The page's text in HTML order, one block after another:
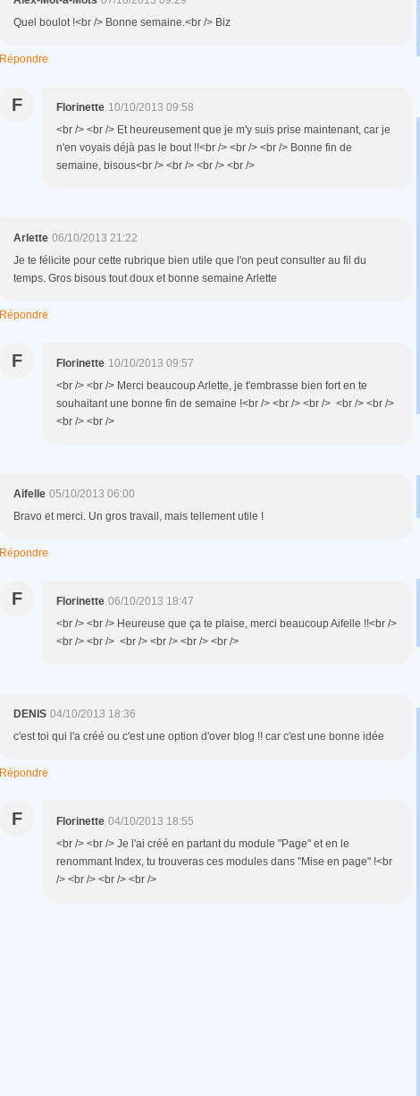
Quel boulot !<br /> Bonne semaine.<br /> Biz
Répondre
F Florinette 10/10/2013 09:58
<br /> <br /> Et heureusement que je m'y suis prise maintenant, car je
n'en voyais déjà pas le bout !!<br /> <br /> <br /> Bonne fin de
semaine, bisous<br /> <br /> <br /> <br />
Arlette 06/10/2013 21:22
Je te félicite pour cette rubrique bien utile que l'on peut consulter au fil du
temps. Gros bisous tout doux et bonne semaine Arlette
Répondre
F Florinette 10/10/2013 09:57
<br /> <br /> Merci beaucoup Arlette, je t'embrasse bien fort en te
souhaitant une bonne fin de semaine !<br /> <br /> <br /> <br /> <br />
<br /> <br />
Aifelle 05/10/2013 06:00
Bravo et merci. Un gros travail, mais tellement utile !
Répondre
F Florinette 06/10/2013 18:47
<br /> <br /> Heureuse que ça te plaise, merci beaucoup Aifelle !!<br />
<br /> <br /> <br /> <br /> <br /> <br />
DENIS 04/10/2013 18:36
c'est toi qui l'a créé ou c'est une option d'over blog !! car c'est une bonne idée
Répondre
F Florinette 04/10/2013 18:55
<br /> <br /> Je l'ai créé en partant du module "Page" et en le
renommant Index, tu trouveras ces modules dans "Mise en page" !<br
/> <br /> <br /> <br />